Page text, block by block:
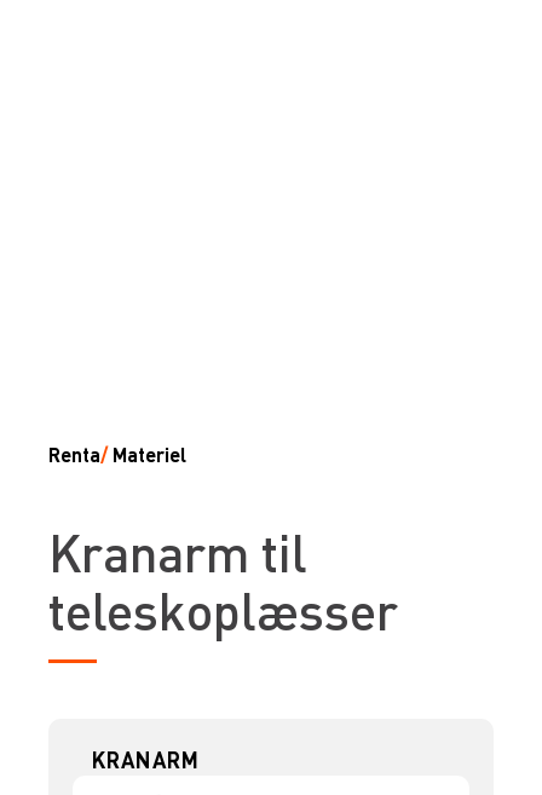
Renta/ Materiel
Kranarm til
teleskoplæsser
KRANARM